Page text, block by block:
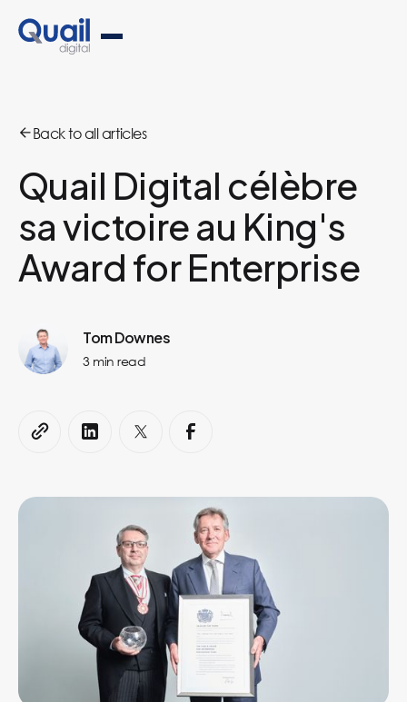
Back to all articles
Quail Digital célèbre
sa victoire au King's
Award for Enterprise
Tom Downes
3min read